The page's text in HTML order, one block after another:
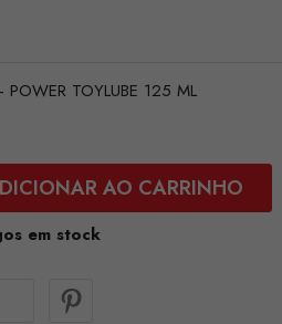
POWER TOYLUBE 125 ML
AO CARRINHO
em stock